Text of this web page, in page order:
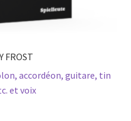
FROST
accordéon, guitare, tin
et voix